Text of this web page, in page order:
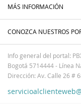
MÁS INFORMACIÓN
CONOZCA NUESTROS
Info general del portal:
Bogotá 5714444 - Línea
Dirección: Av. Calle 26 #